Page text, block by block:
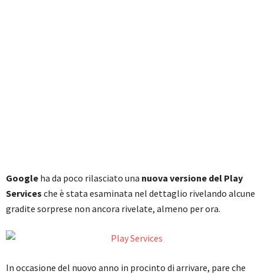
Google ha da poco rilasciato una nuova versione del Play
Services che è stata esaminata nel dettaglio rivelando alcune
gradite sorprese non ancora rivelate, almeno per ora.
In occasione del nuovo anno in procinto di arrivare, pare che